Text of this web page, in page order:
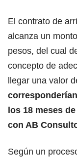
El contrato de
alcanza un
pesos, del cual
concepto de
llegar una valor
los 18 meses
con AB
Según un